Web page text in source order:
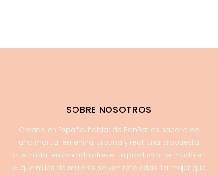
SOBRE NOSOTROS
Creada en España, hablar de BanBat es hacerlo de
una marca femenina, urbana y real. Una propuesta
que cada temporada ofrece un producto de moda en
el que miles de mujeres se ven reflejadas. La mujer que